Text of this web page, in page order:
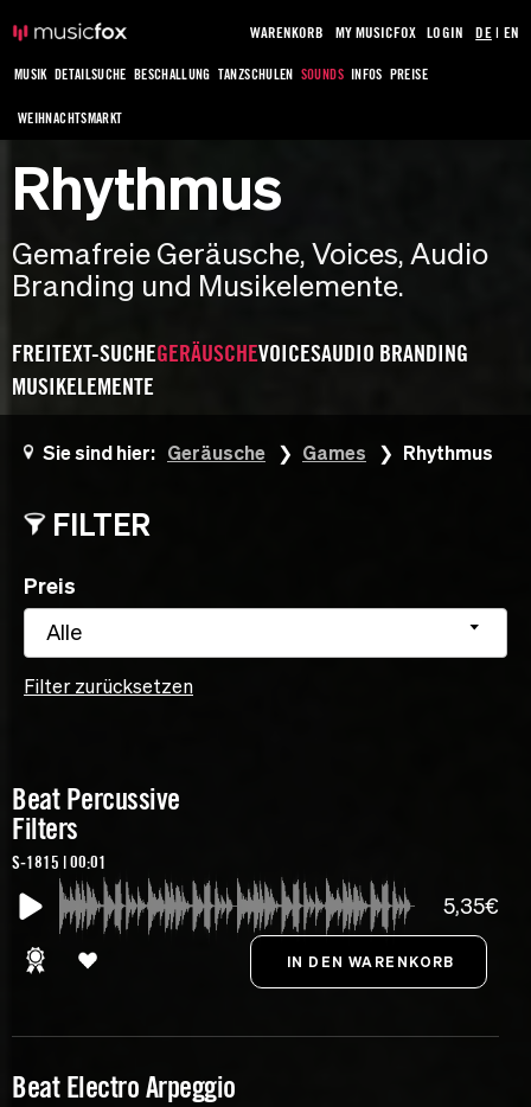
MUSIK DETAILSUCHE BESCHALLUNG TANZSCHULEN SOUNDS INFOS PREISE
WEIHNACHTSMARKT
WARENKORB MY MUSICFOX LOGIN DE| EN
Rhythmus
Gemafreie Geräusche, Voices, Audio
Branding und Musikelemente.
FREITEXT-SUCHEGERÄUSCHEVOICESAUDIO BRANDING
MUSIKELEMENTE
Sie sind hier: Geräusche Games Rhythmus
FILTER
Preis
Alle
Filter zurücksetzen
Beat Percussive
Filters
S-1815 | 00:01
5,35€
Beat Electro Arpeggio